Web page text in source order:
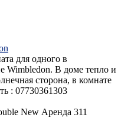
для одного в
Wimbledon. В доме тепло и
сторона, в комнате
: 07730361303
New Аренда 311